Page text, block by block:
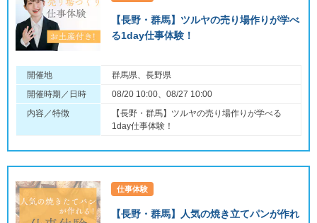
【長野・群馬】ツルヤの売り場作りが学べ
る1day仕事体験！
開催地
群馬県、長野県
開催時期／日時
08/20 10:00、08/27 10:00
内容／特徴
【長野・群馬】ツルヤの売り場作りが学べる
1day仕事体験！
仕事体験
【長野・群馬】人気の焼き立てパンが作れ